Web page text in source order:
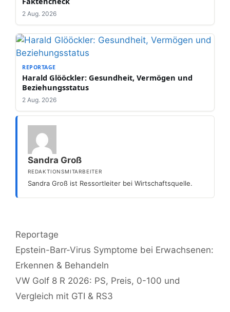
2 Aug. 2026
REPORTAGE
Harald Glööckler: Gesundheit, Vermögen und
Beziehungsstatus
2 Aug. 2026
Sandra Groß
REDAKTIONSMITARBEITER
Sandra Groß ist Ressortleiter bei Wirtschaftsquelle.
Kategorien
Reportage
Epstein-Barr-Virus Symptome bei Erwachsenen:
Erkennen & Behandeln
VW Golf 8 R 2026: PS, Preis, 0-100 und
Vergleich mit GTI & RS3